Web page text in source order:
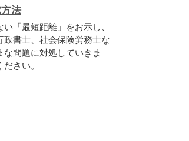
法
「最短距離」をお示し、
政書士、社会保険労務士な
問題に対処していきま
さい。